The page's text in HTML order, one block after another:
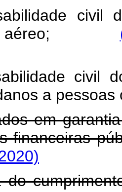
civil
aéreo;
civil
a pessoas
em
financeiras
do